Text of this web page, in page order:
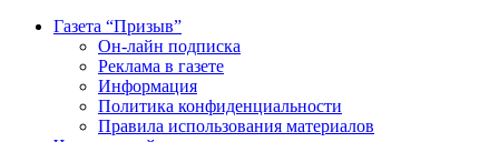
Газета “Призыв”
Он-лайн подписка
Реклама в газете
Информация
Политика конфиденциальности
Правила использования материалов